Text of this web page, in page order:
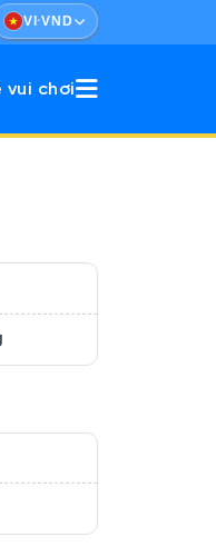
VI ·VND
vui chơi